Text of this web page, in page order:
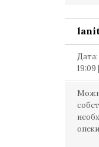
Дата: